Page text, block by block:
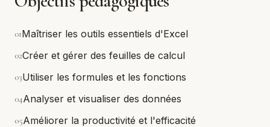
01Maîtriser les outils essentiels d'Excel
02Créer et gérer des feuilles de calcul
03Utiliser les formules et les fonctions
04Analyser et visualiser des données
05Améliorer la productivité et l'efficacité